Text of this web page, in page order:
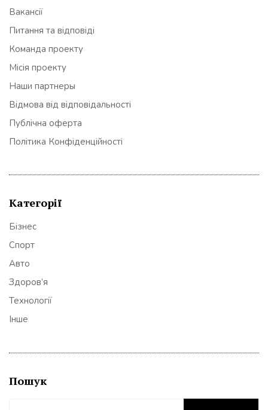
Вакансії
Питання та відповіді
Команда проекту
Місія проекту
Наши партнеры
Відмова від відповідальності
Публічна оферта
Політика Конфіденційності
Категорії
Бізнес
Спорт
Авто
Здоров’я
Технології
Інше
Пошук